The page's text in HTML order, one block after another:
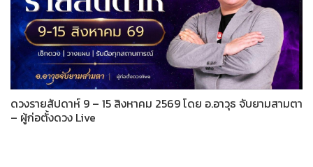
ดวงรายสัปดาห์ 9 – 15 สิงหาคม 2569 โดย อ.อาวุธ จับยามสามตา
– ผู้ก่อตั้งดวง Live